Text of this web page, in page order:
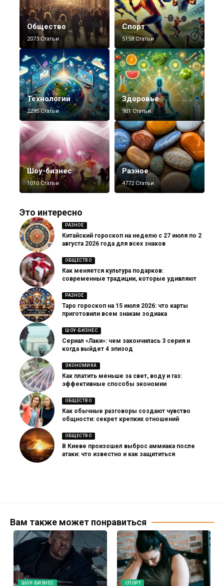
Общество
2073 Статьи
Спорт
5158 Статьи
Технологии
2295 Статьи
Здоровье
901 Статьи
Шоу-бизнес
1010 Статьи
Разное
4772 Статьи
Это интересно
РАЗНОЕ
Китайский гороскоп на неделю с 27 июля по 2
августа 2026 года для всех знаков
ОБЩЕСТВО
Как меняется культура подарков:
современные традиции, которые удивляют
РАЗНОЕ
Таро гороскоп на 15 июля 2026: что карты
приготовили всем знакам зодиака
ШОУ-БИЗНЕС
Сериал «Лаки»: чем закончилась 3 серия и
когда выйдет 4 эпизод
ЭКОНОМИКА
Как платить меньше за свет, воду и газ:
эффективные способы экономии
ОБЩЕСТВО
Как обычные разговоры создают чувство
общности: секрет крепких отношений
ОБЩЕСТВО
В Киеве произошел выброс аммиака после
атаки: что известно и как защититься
Вам также может понравиться
ШОУ-БИЗНЕС СПОРТ